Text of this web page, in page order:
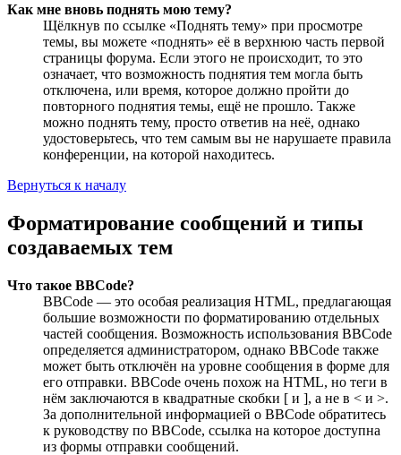
Как мне вновь поднять мою тему?
Щёлкнув по ссылке «Поднять тему» при просмотре
темы, вы можете «поднять» её в верхнюю часть первой
страницы форума. Если этого не происходит, то это
означает, что возможность поднятия тем могла быть
отключена, или время, которое должно пройти до
повторного поднятия темы, ещё не прошло. Также
можно поднять тему, просто ответив на неё, однако
удостоверьтесь, что тем самым вы не нарушаете правила
конференции, на которой находитесь.
Вернуться к началу
Форматирование сообщений и типы
создаваемых тем
Что такое BBCode?
BBCode — это особая реализация HTML, предлагающая
большие возможности по форматированию отдельных
частей сообщения. Возможность использования BBCode
определяется администратором, однако BBCode также
может быть отключён на уровне сообщения в форме для
его отправки. BBCode очень похож на HTML, но теги в
нём заключаются в квадратные скобки [ и ], а не в < и >.
За дополнительной информацией о BBCode обратитесь
к руководству по BBCode, ссылка на которое доступна
из формы отправки сообщений.